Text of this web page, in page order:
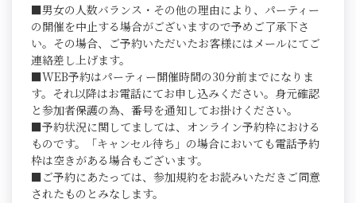
■男女の人数バランス・その他の理由により、パーティー
の開催を中止する場合がございますので予めご了承下さ
い。その場合、ご予約いただいたお客様にはメールにてご
連絡差し上げます。
■WEB予約はパーティー開催時間の30分前までになりま
す。それ以降はお電話にてお申し込みください。身元確認
と参加者保護の為、番号を通知してお掛けください。
■予約状況に関してましては、オンライン予約枠における
ものです。「キャンセル待ち」の場合においても電話予約
枠は空きがある場合もございます。
■ご予約にあたっては、参加規約をお読みいただきご同意
されたものとみなします。